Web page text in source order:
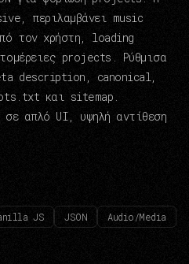
περιλαμβάνει music
τον χρήστη, loading
projects. Ρύθμισα
description, canonical,
και sitemap.
σε απλό UI, υψηλή αντίθεση
JS JSON
Audio/Media